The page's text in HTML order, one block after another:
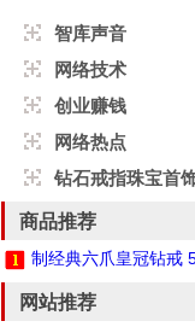
智库声音
网络技术
创业赚钱
网络热点
钻石戒指珠宝首
商品推荐
制经典六爪皇冠钻戒
网站推荐